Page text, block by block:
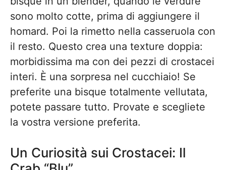
sono molto cotte, prima di aggiungere il
homard. Poi la rimetto nella casseruola con
il resto. Questo crea una texture doppia:
morbidissima ma con dei pezzi di crostacei
interi. È una sorpresa nel cucchiaio! Se
preferite una bisque totalmente vellutata,
potete passare tutto. Provate e scegliete
la vostra versione preferita.
Un Curiosità sui Crostacei: Il